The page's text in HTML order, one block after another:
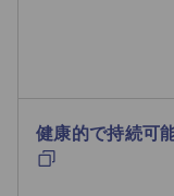
健康的で持続可